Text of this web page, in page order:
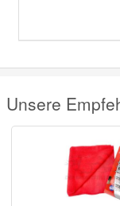
Unsere